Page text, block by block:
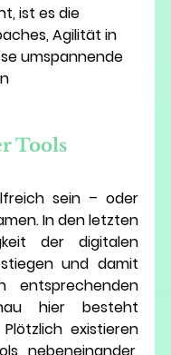
ist es die
Agilität in
umspannende
Tools
sein – oder
In den letzten
der digitalen
und damit
entsprechenden
hier besteht
existieren